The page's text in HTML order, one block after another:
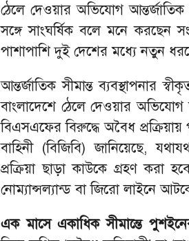
ঠেলে দেওয়ার অভিযোগ আন্তর্জাতিক
সঙ্গে সাংঘর্ষিক বলে মনে করছেন
পাশাপাশি দুই দেশের মধ্যে নতুন
আন্তর্জাতিক সীমান্ত ব্যবস্থাপনার
বাংলাদেশে ঠেলে দেওয়ার
বিএসএফের বিরুদ্ধে অবৈধ
বাহিনী (বিজিবি) জানিয়েছে,
প্রক্রিয়া ছাড়া কাউকে গ্রহণ করা
নোম্যান্সল্যান্ড বা জিরো লাইনে
এক মাসে একাধিক সীমান্তে